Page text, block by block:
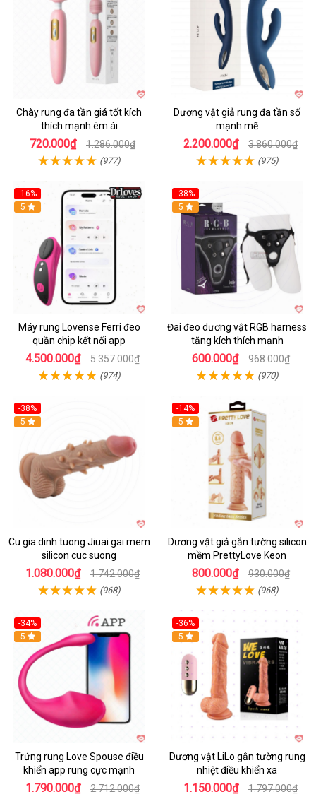
Chày rung đa tần giá tốt kích
thích mạnh êm ái
720.000₫ 1.286.000₫
(977)
Dương vật giả rung đa tần số
mạnh mẽ
2.200.000₫ 3.860.000₫
(975)
-16%
Hot
5
Máy rung Lovense Ferri đeo
quần chip kết nối app
4.500.000₫ 5.357.000₫
(974)
-38%
Hot
5
Đai đeo dương vật RGB harness
tăng kích thích mạnh
600.000₫ 968.000₫
(970)
-38%
5
Cu gia dinh tuong Jiuai gai mem
silicon cuc suong
1.080.000₫ 1.742.000₫
(968)
-14%
5
Dương vật giả gắn tường silicon
mềm PrettyLove Keon
800.000₫ 930.000₫
(968)
-34%
5
Trứng rung Love Spouse điều
khiển app rung cực mạnh
1.790.000₫ 2.712.000₫
-36%
5
Dương vật LiLo gắn tường rung
nhiệt điều khiển xa
1.150.000₫ 1.797.000₫